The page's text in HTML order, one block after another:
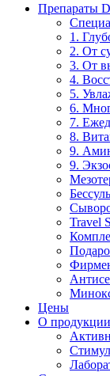
Препараты
1.
2. От
3. От
4.
5.
6.
7.
8.
9.
9.
Travel
Цены
О продукции